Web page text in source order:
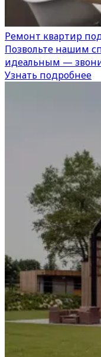
Ремонт квартир
Позвольте нашим
идеальным —
Узнать подробнее